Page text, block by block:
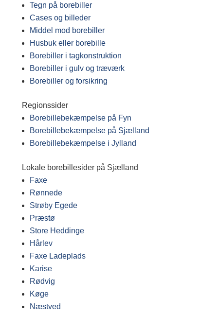
Tegn på borebiller
Cases og billeder
Middel mod borebiller
Husbuk eller borebille
Borebiller i tagkonstruktion
Borebiller i gulv og træværk
Borebiller og forsikring
Regionssider
Borebillebekæmpelse på Fyn
Borebillebekæmpelse på Sjælland
Borebillebekæmpelse i Jylland
Lokale borebillesider på Sjælland
Faxe
Rønnede
Strøby Egede
Præstø
Store Heddinge
Hårlev
Faxe Ladeplads
Karise
Rødvig
Køge
Næstved